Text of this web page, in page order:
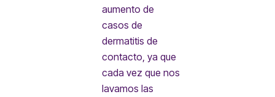
aumento de
casos de
dermatitis de
contacto, ya que
cada vez que nos
lavamos las